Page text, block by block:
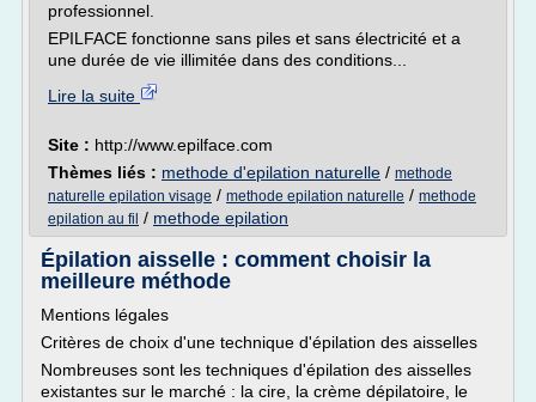
professionnel.
EPILFACE fonctionne sans piles et sans électricité et a
une durée de vie illimitée dans des conditions...
Lire la suite
Site : http://www.epilface.com
Thèmes liés : methode d'epilation naturelle / methode
naturelle epilation visage / methode epilation naturelle / methode
epilation au fil / methode epilation
Épilation aisselle : comment choisir la
meilleure méthode
Mentions légales
Critères de choix d'une technique d'épilation des aisselles
Nombreuses sont les techniques d'épilation des aisselles
existantes sur le marché : la cire, la crème dépilatoire, le